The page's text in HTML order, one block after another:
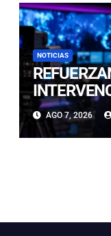
NOTICIAS
CON
CALDERA
AGO 7, 2026